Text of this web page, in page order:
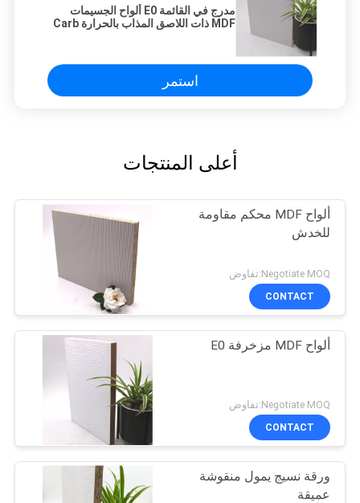
مدرج في القائمة E0 ألواح الجسيمات
MDF ذات اللاصق المذاب بالحرارة Carb
استمر
أعلى المنتجات
ألواح MDF محكم مقاومة
للخدش
Negotiate MOQ:تفاوض
CONTACT
ألواح MDF مزخرفة E0
Negotiate MOQ:تفاوض
CONTACT
ورقة نسيج يمول منقوشة
عميقة